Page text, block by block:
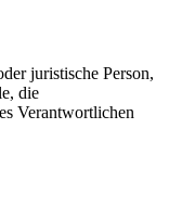
juristische Person,
die
Verantwortlichen